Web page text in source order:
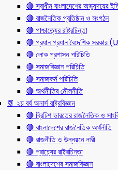
🔴 স্বাধীন বাংলাদেশের অভ্যুদয়ের
🔴 রাজনৈতিক প্রতিষ্ঠান ও সংগঠন
🔴 পাশ্চাত্যের রাষ্ট্রচিন্তা
🔴 প্রধান প্রধান বৈদেশিক
🔴 লোক প্রশাসন পরিচিতি
🔴 সমাজবিজ্ঞান পরিচিতি
🔴 সমাজকর্ম পরিচিতি
🔴 অর্থনীতির মৌলনীতি
📗 ২য় বর্ষ অনার্স রাষ্ট্রবিজ্ঞান
🔴 ব্রিটিশ ভারতের রাজনৈতিক ও
🔴 বাংলাদেশের রাজনৈতিক অর্থনীতি
🔴 রাজনীতি ও উন্নয়নে নারী
🔴 প্রাচ্যের রাষ্ট্রচিন্তা
🔴 বাংলাদেশের সমাজবিজ্ঞান